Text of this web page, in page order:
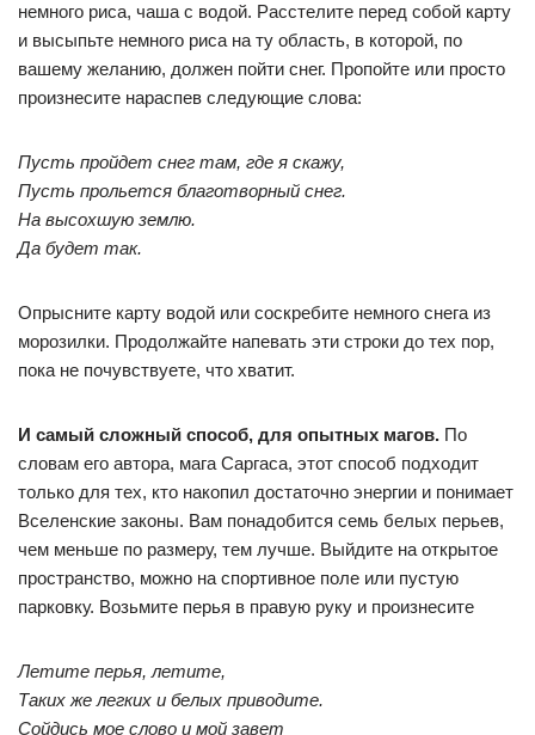
немного риса, чаша с водой. Расстелите перед собой карту
и высыпьте немного риса на ту область, в которой, по
вашему желанию, должен пойти снег. Пропойте или просто
произнесите нараспев следующие слова:
Пусть пройдет снег там, где я скажу,
Пусть прольется благотворный снег.
На высохшую землю.
Да будет так.
Опрысните карту водой или соскребите немного снега из
морозилки. Продолжайте напевать эти строки до тех пор,
пока не почувствуете, что хватит.
И самый сложный способ, для опытных магов. По
словам его автора, мага Саргаса, этот способ подходит
только для тех, кто накопил достаточно энергии и понимает
Вселенские законы. Вам понадобится семь белых перьев,
чем меньше по размеру, тем лучше. Выйдите на открытое
пространство, можно на спортивное поле или пустую
парковку. Возьмите перья в правую руку и произнесите
Летите перья, летите,
Таких же легких и белых приводите.
Сойдись мое слово и мой завет